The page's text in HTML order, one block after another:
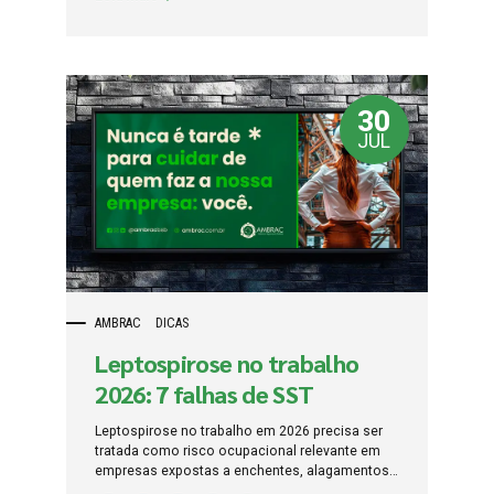
terceiros. O erro das empresas é considerar
agressões verbais, ameaças, intimidação,
assédio de clientes, conflitos, tentativas de
invasão, tumultos, furtos, brigas, pressão
emocional e violência patrimonial como
“problemas do público”, sem transformar esses
eventos em PGR, PCMSO, plano de emergência,
treinamento, comunicação, registro de
ocorrências e proteção efetiva ao trabalhador....
AMBRAC DICAS
30
JUL
Leptospirose no trabalho
2026: 7 falhas de SST
Leptospirose no trabalho em 2026 precisa ser
tratada como risco ocupacional relevante em
empresas expostas a enchentes, alagamentos,